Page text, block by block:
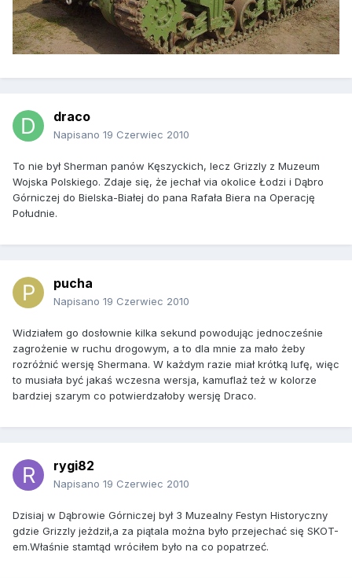
draco
Napisano 19 Czerwiec 2010
To nie był Sherman panów Kęszyckich, lecz Grizzly z Muzeum
Wojska Polskiego. Zdaje się, że jechał via okolice Łodzi i Dąbro
Górniczej do Bielska-Białej do pana Rafała Biera na Operację
Południe.
pucha
Napisano 19 Czerwiec 2010
Widziałem go dosłownie kilka sekund powodując jednocześnie
zagrożenie w ruchu drogowym, a to dla mnie za mało żeby
rozróżnić wersję Shermana. W każdym razie miał krótką lufę, więc
to musiała być jakaś wczesna wersja, kamuflaż też w kolorze
bardziej szarym co potwierdzałoby wersję Draco.
rygi82
Napisano 19 Czerwiec 2010
Dzisiaj w Dąbrowie Górniczej był 3 Muzealny Festyn Historyczny
gdzie Grizzly jeżdził,a za piątala można było przejechać się SKOT-
em.Właśnie stamtąd wróciłem było na co popatrzeć.